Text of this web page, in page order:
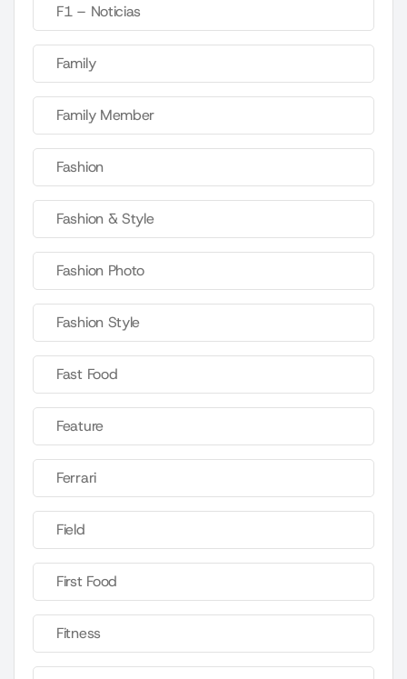
F1 – Noticias
Family
Family Member
Fashion
Fashion & Style
Fashion Photo
Fashion Style
Fast Food
Feature
Ferrari
Field
First Food
Fitness